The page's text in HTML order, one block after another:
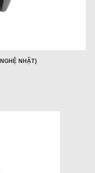
NHẬT)